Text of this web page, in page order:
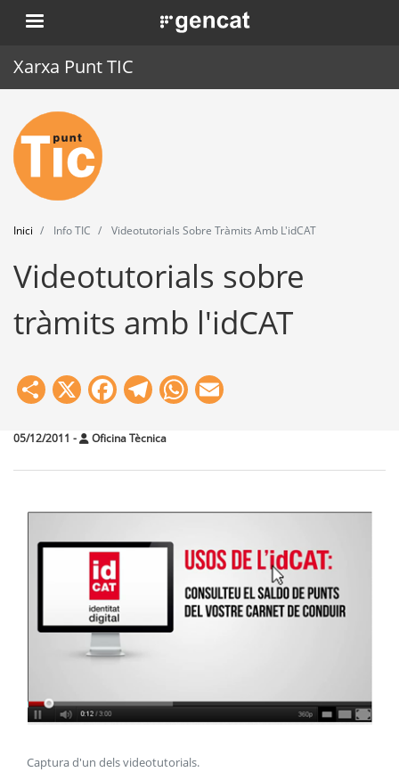
Vés
al
. Obre en una nova finestra.
Xarxa Punt TIC
Inici
Punt TIC
Actualitat
Agenda
Formació
Eines
Inici Info TIC Videotutorials Sobre Tràmits Amb L'idCAT
Videotutorials sobre
tràmits amb l'idCAT
Share
X Facebook
Telegram
WhatsApp
05/12/2011 - Oficina Tècnica
Captura d'un dels videotutorials.